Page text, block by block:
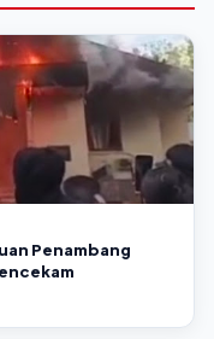
Penambang
Mencekam